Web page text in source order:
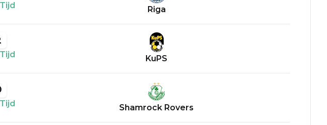
Riga
KuPS
Shamrock Rovers